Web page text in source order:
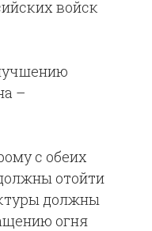
войск
–
с обеих
отойти
должны
огня